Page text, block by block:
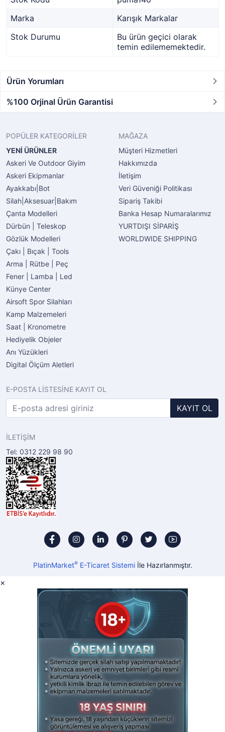
Marka
Karışık Markalar
Stok Durumu
Bu ürün geçici olarak
temin edilememektedir.
Ürün Yorumları
%100 Orjinal Ürün Garantisi
POPÜLER KATEGORİLER
YENİ ÜRÜNLER
Askeri Ve Outdoor Giyim
Askeri Ekipmanlar
Ayakkabı|Bot
Silah|Aksesuar|Bakım
Çanta Modelleri
Dürbün | Teleskop
Gözlük Modelleri
Çakı | Bıçak | Tools
Arma | Rütbe | Peç
Fener | Lamba | Led
Künye Center
Airsoft Spor Silahları
Kamp Malzemeleri
Saat | Kronometre
Hediyelik Objeler
Anı Yüzükleri
Digital Ölçüm Aletleri
MAĞAZA
Müşteri Hizmetleri
Hakkımızda
İletişim
Veri Güveniği Politikası
Sipariş Takibi
Banka Hesap Numaralarımız
YURTDIŞI SİPARİŞ
WORLDWIDE SHIPPING
E-POSTA LİSTESİNE KAYIT OL
KAYIT OL
İLETİŞİM
Tel: 0312 229 98 90
PlatinMarket®E-Ticaret Sistemiİle Hazırlanmıştır.
×